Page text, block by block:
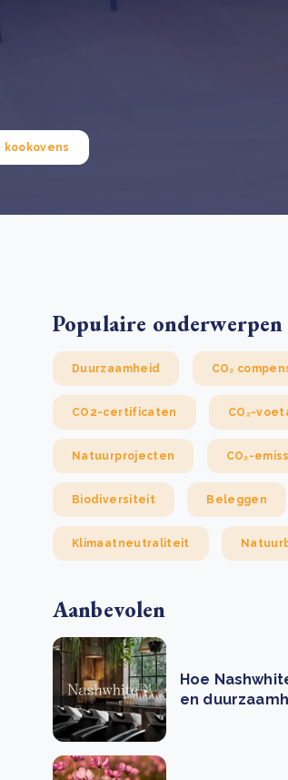
kookovens
Populaire onderwerpen
Duurzaamheid CO₂
CO2-certificaten CO₂-
Natuurprojecten CO₂-
Biodiversiteit Beleggen
Klimaatneutraliteit
Aanbevolen
Hoe
en